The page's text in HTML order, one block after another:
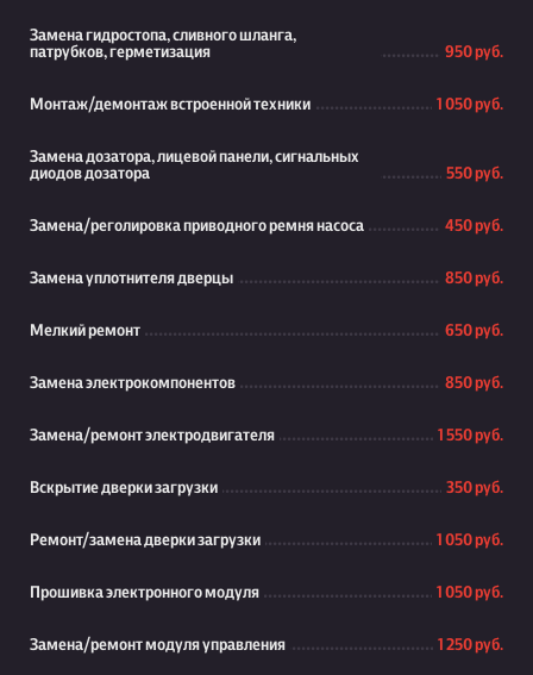
Замена гидростопа, сливного шланга,
патрубков, герметизация
950 руб.
Монтаж/демонтаж встроенной техники 1 050 руб.
Замена дозатора, лицевой панели, сигнальных
диодов дозатора
550 руб.
Замена/реголировка приводного ремня насоса 450 руб.
Замена уплотнителя дверцы 850 руб.
Мелкий ремонт 650 руб.
Замена электрокомпонентов 850 руб.
Замена/ремонт электродвигателя 1 550 руб.
Вскрытие дверки загрузки 350 руб.
Ремонт/замена дверки загрузки 1 050 руб.
Прошивка электронного модуля 1 050 руб.
Замена/ремонт модуля управления 1 250 руб.